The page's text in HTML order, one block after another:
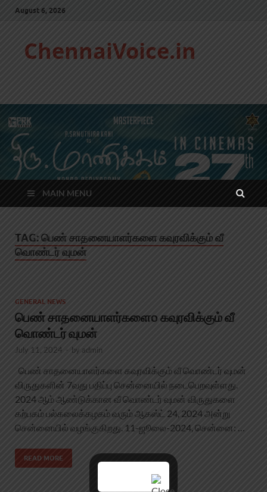
August 6, 2026
ChennaiVoice.in
MAIN MENU
TAG:பெண் சாதனையாளர்களை கவுரவிக்கும் வீ
வொண்டர் வுமன்
GENERAL NEWS
பெண் சாதனையாளர்களைo கவுரவிக்கும் வீ
வொண்டர் வுமன்
July 11, 2024 - by admin
பெண் சாதனையாளர்களை கவுரவிக்கும் வீ வொண்டர் வுமன்
விருதுகளின் 7வது பதிப்பு சென்னையில் நடைபெறவுள்ளது.
2024 ஆம் ஆண்டுக்கான வீ வொண்டர் வுமன் விருதுகளை
கற்பகம் பல்கலைக்கழகம் வரும் ஆகஸ்ட் 24, 2024 அன்று
சென்னையில் வழங்குகிறது. 11-ஜூலை-2024, சென்னை: …
READ MORE